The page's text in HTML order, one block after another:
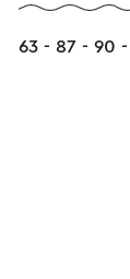
63 - 87 - 90